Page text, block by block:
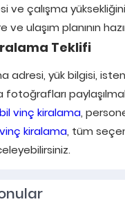
ve çalışma
ulaşım planının
Teklifi
adresi, yük bilgisi,
vinç kiralama,
kiralama, tüm